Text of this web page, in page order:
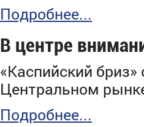
Подробнее...
В центре
«Каспийский
Центральном
Подробнее...